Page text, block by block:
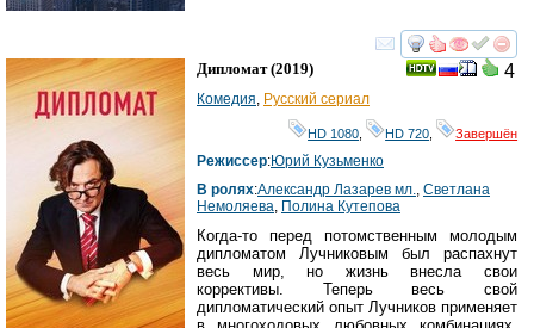
смотреть
4
Дипломат(2019)
Комедия Русский сериал
HD 1080 HD 720 Завершён
Режиссер:Юрий Кузьменко
В ролях:Александр Лазарев мл.
Светлана
Немоляева Полина Кутепова
Когда-то перед потомственным молодым
дипломатом Лучниковым был распахнут
весь мир, но жизнь внесла свои
коррективы. Теперь весь свой
дипломатический опыт Лучников применяет